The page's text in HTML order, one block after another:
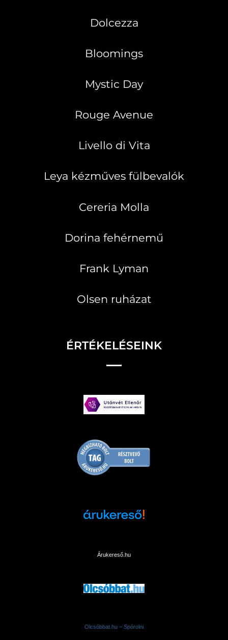
Dolcezza
Bloomings
Mystic Day
Rouge Avenue
Livello di Vita
Leya kézműves fülbevalók
Cereria Molla
Dorina fehérnemű
Frank Lyman
Olsen ruházat
ÉRTÉKELÉSEINK
Árukereső.hu
Olcsóbbat.hu – Spórolni